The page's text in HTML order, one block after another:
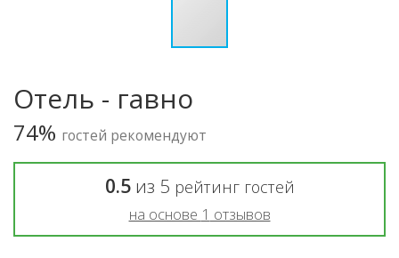
Отель - гавно
74% гостей рекомендуют
0.5из 5 рейтинг гостей
на основе 1 отзывов